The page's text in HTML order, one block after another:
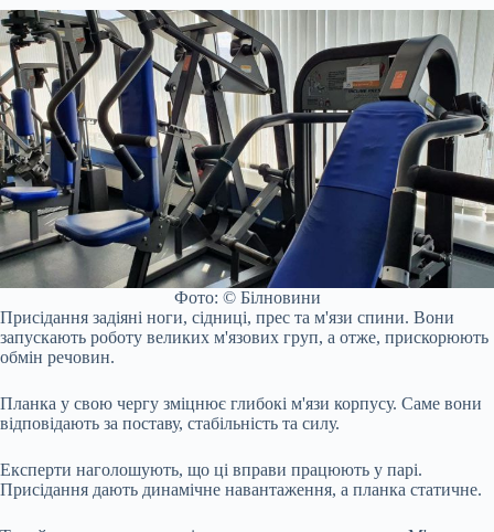
Фото: © Білновини
Присідання задіяні ноги, сідниці, прес та м'язи спини. Вони
запускають роботу великих м'язових груп, а отже, прискорюють
обмін речовин.
Планка у свою чергу зміцнює глибокі м'язи корпусу. Саме вони
відповідають за поставу, стабільність та силу.
Експерти наголошують, що ці вправи працюють у парі.
Присідання дають динамічне навантаження, а планка статичне.